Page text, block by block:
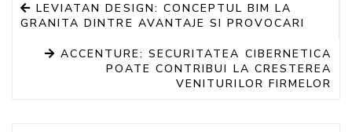
LEVIATAN DESIGN: CONCEPTUL BIM LA
GRANITA DINTRE AVANTAJE SI PROVOCARI
ACCENTURE: SECURITATEA CIBERNETICA
POATE CONTRIBUI LA CRESTEREA
VENITURILOR FIRMELOR